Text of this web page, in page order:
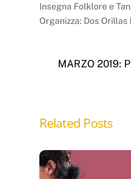
Insegna Folklore e
Organizza: Dos Orillas
MARZO 2019:
Related Posts